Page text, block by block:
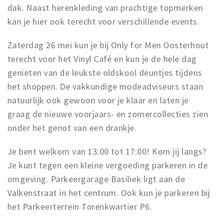
Inloggen
dak. Naast herenkleding van prachtige topmerken
kan je hier ook terecht voor verschillende events.
Zaterdag 26 mei kun je bij Only for Men Oosterhout
terecht voor het Vinyl Café en kun je de hele dag
genieten van de leukste oldskool deuntjes tijdens
het shoppen. De vakkundige modeadviseurs staan
natuurlijk ook gewoon voor je klaar en laten je
graag de nieuwe voorjaars- en zomercollecties zien
onder het genot van een drankje.
Je bent welkom van 13:00 tot 17:00! Kom jij langs?
Je kunt tegen een kleine vergoeding parkeren in de
omgeving. Parkeergarage Basiliek ligt aan de
Valkenstraat in het centrum. Ook kun je parkeren bij
het Parkeerterrein Torenkwartier P6.